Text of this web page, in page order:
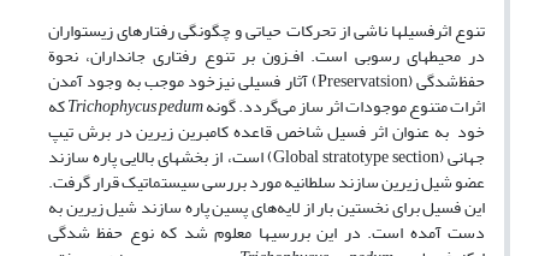
تنوع اثرفسیلها ناشی از تحرکات حیاتی و چگونگی رفتارهای زیستواران
در محیطهای رسوبی است. افـزون بر تنوع رفتاری جانداران، نحوة
حفظ‌شدگی (Preservatsion) آثار فسیلی نیزخود موجب به وجود آمدن
اثرات متنوع موجودات اثر ساز می‌گردد. گونهTrichophycus pedumکه
خود به عنوان اثر فسیل شاخص قاعده کامبرین زیرین در برش تیپ
جهانی (Global stratotype section) است، از بخشهای بالایی پاره سازند
عضو شیل زیرین سازند سلطانیه مورد بررسی سیستماتیک قرار گرفت.
این فسیل برای نخستین بار از لایه‌های پسین پاره سازند شیل زیرین به
دست آمده است. در این بررسیها معلوم شد که نوع حفظ شدگی